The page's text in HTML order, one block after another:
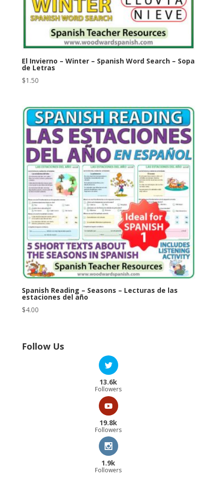
El Invierno – Winter – Spanish Word Search – Sopa
de Letras
$1.50
Spanish Reading – Seasons – Lecturas de las
estaciones del año
$4.00
Follow Us
13.6k
Followers
19.8k
Followers
1.9k
Followers